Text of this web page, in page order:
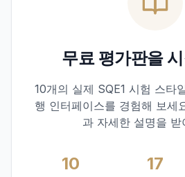
무료 평가판을
10개의 실제 SQE1 시험 스타
행 인터페이스를 경험해 보세
과 자세한 설명을 받
10 17